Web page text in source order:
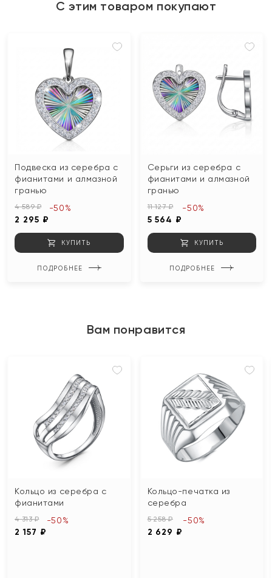
С этим товаром покупают
Подвеска из серебра с
фианитами и алмазной
гранью
4 589 ₽
2 295 ₽
-50%
КУПИТЬ
ПОДРОБНЕЕ
Серьги из серебра с
фианитами и алмазной
гранью
11 127 ₽
5 564 ₽
-50%
КУПИТЬ
ПОДРОБНЕЕ
Вам понравится
Кольцо из серебра с
фианитами
4 313 ₽
2 157 ₽
-50%
Кольцо-печатка из
серебра
5 258 ₽
2 629 ₽
-50%